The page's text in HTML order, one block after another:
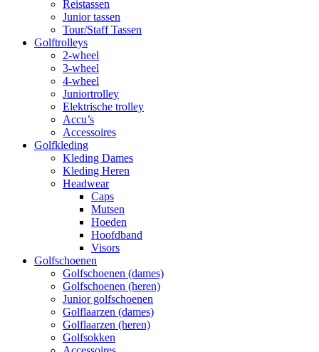
Reistassen
Junior tassen
Tour/Staff Tassen
Golftrolleys
2-wheel
3-wheel
4-wheel
Juniortrolley
Elektrische trolley
Accu’s
Accessoires
Golfkleding
Kleding Dames
Kleding Heren
Headwear
Caps
Mutsen
Hoeden
Hoofdband
Visors
Golfschoenen
Golfschoenen (dames)
Golfschoenen (heren)
Junior golfschoenen
Golflaarzen (dames)
Golflaarzen (heren)
Golfsokken